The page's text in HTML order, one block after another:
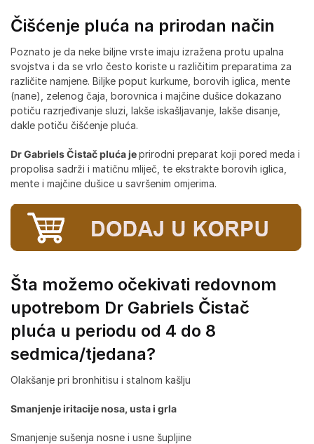
Čišćenje pluća na prirodan način
Poznato je da neke biljne vrste imaju izražena protu upalna
svojstva i da se vrlo često koriste u različitim preparatima za
različite namjene. Biljke poput kurkume, borovih iglica, mente
(nane), zelenog čaja, borovnica i majčine dušice dokazano
potiču razrjeđivanje sluzi, lakše iskašljavanje, lakše disanje,
dakle potiču čišćenje pluća.
Dr Gabriels Čistač pluća jeprirodni preparat koji pored meda i
propolisa sadrži i matičnu mliječ, te ekstrakte borovih iglica,
mente i majčine dušice u savršenim omjerima.
Šta možemo očekivati redovnom
upotrebom Dr Gabriels Čistač
pluća u periodu od 4 do 8
sedmica/tjedana?
Olakšanje pri bronhitisu i stalnom kašlju
Smanjenje iritacije nosa, usta i grla
Smanjenje sušenja nosne i usne šupljine